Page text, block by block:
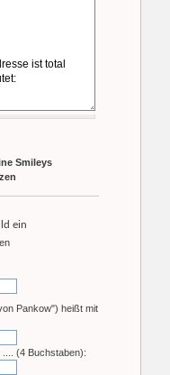
Smileys
Pankow") heißt mit
(4 Buchstaben):